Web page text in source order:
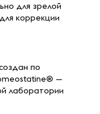
для зрелой
коррекции
по
—
лаборатории